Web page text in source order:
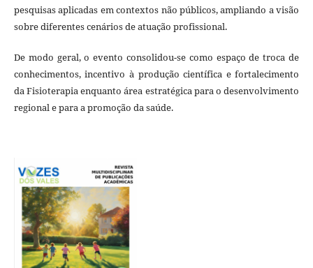
pesquisas aplicadas em contextos não públicos, ampliando a visão
sobre diferentes cenários de atuação profissional.
De modo geral, o evento consolidou-se como espaço de troca de
conhecimentos, incentivo à produção científica e fortalecimento
da Fisioterapia enquanto área estratégica para o desenvolvimento
regional e para a promoção da saúde.